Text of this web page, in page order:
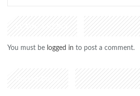
LEAVE A REPLY
You must be logged in to post a comment.
Recent Posts